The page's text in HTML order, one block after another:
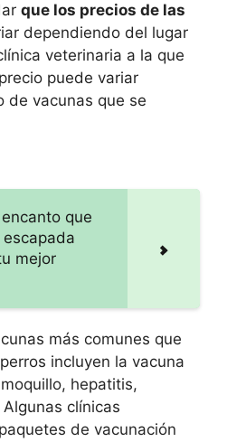
que los precios de las
dependiendo del lugar
veterinaria a la que
puede variar
de vacunas que se
que
mejor
más comunes que
incluyen la vacuna
hepatitis,
clínicas
de vacunación